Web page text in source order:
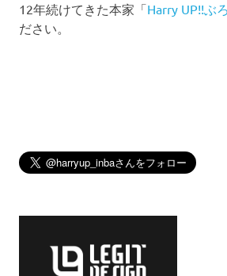
12年続けてきた本家「Harry UP!!ぶ
ださい。